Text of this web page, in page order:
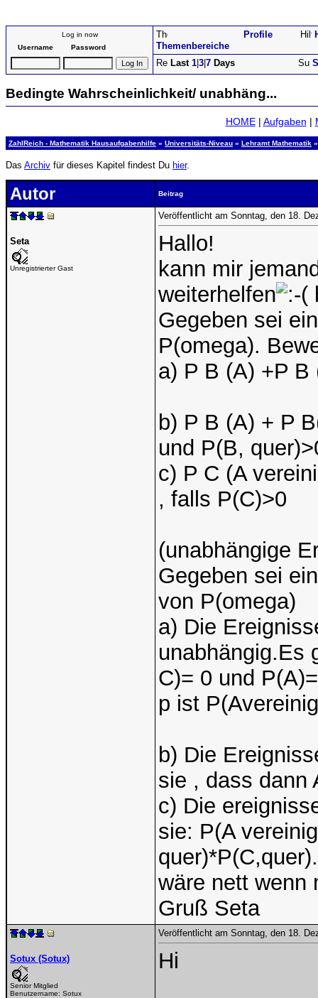
Log in now
Username
Password Themenbereiche
Profile
Last 1 3 7 Days
Bedingte Wahrscheinlichkeit/ unabhäng...
HOME| Aufgaben |
ZahlReich - Mathematik Hausaufgabenhilfe » Universitäts-Niveau » Lehramt Mathematik
Das Archiv für dieses Kapitel findest Du hier.
Autor Beitrag
Seta
Unregistrierter Gast
Veröffentlicht am Sonntag, den 18.
Hallo!
kann mir
weiterhelfen
Gegeben sei
P(omega).
a) P B (A) +P B
b) P B (A) + P
und P(B,
c) P C (A
, falls P(C)>0
(unabhängige
Gegeben sei
von P(omega)
a) Die
unabhängig.Es
C)= 0 und
p ist
b) Die
sie , dass dann
c) Die
sie: P(A
quer)*P(C,quer).
wäre nett wenn
Gruß Seta
Sotux (Sotux)
Senior Mitglied
Benutzername: Sotux
Veröffentlicht am Sonntag, den 18.
Hi